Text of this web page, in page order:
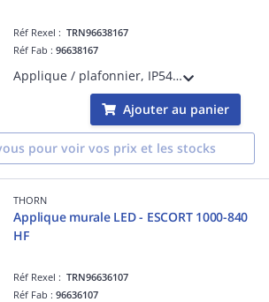
Réf Rexel :TRN96638167
Réf Fab :96638167
Applique / plafonnier, IP54 - LENA VF 300 2400 830/35/40/57/65 MWS - Plafonnier LED encastré pour éclairage intérieur performant ¿ 22W ¿ 6500K ¿ Ra>80 ¿ IP54 ¿ version détection
Ajouter au panier
pour voir vos prix et les stocks
THORN
Applique murale LED - ESCORT 1000-840
HF
Réf Rexel :TRN96636107
Réf Fab :96636107